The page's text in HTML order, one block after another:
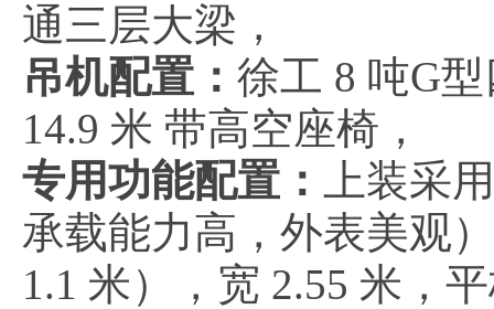
通三层大梁，
吊机配置： 徐工 8 吨G
14.9 米 带高空座椅，
专用功能配置：
上装采
承载能力高，外表美观
1.1 米），宽 2.55 米，